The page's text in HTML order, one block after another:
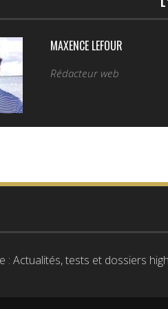
MAXENCE LEFOUR
Rédacteur web
: Actualités, tests et dossiers